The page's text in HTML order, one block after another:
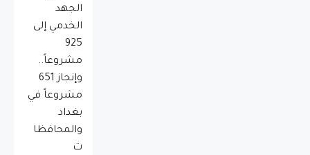
الجهد
الخدمي إلى
925
مشروعاً..
وإنجاز 651
مشروعاً في
بغداد
والمحافظا
ت